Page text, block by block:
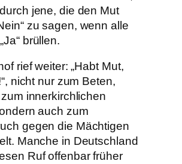
jene, die den Mut
zu sagen, wenn alle
brüllen.
rief weiter: „Habt Mut,
nicht nur zum Beten,
innerkirchlichen
auch zum
gegen die Mächtigen
Manche in Deutschland
Ruf offenbar früher